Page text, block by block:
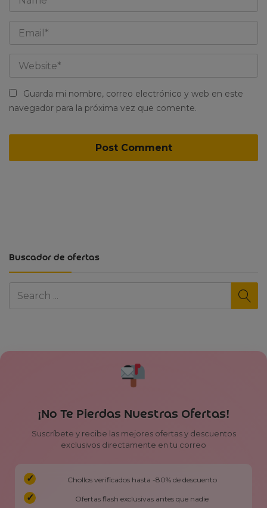
Buscador de ofertas
Guarda mi nombre, correo electrónico y web en este
navegador para la próxima vez que comente.
¡No Te Pierdas Nuestras Ofertas!
Suscríbete y recibe las mejores ofertas y descuentos
exclusivos directamente en tu correo
Chollos verificados hasta -80% de descuento
Ofertas flash exclusivas antes que nadie